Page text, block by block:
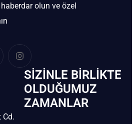
olun ve özel
Cd.
SIZINLE BIRLIKTE
OLDUĞUMUZ
ZAMANLAR